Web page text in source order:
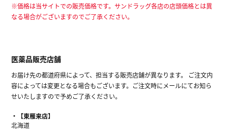
※価格は当サイトでの販売価格です。サンドラッグ各店の店頭価格とは異
なる場合がございますのでご了承ください。
医薬品販売店舗
お届け先の都道府県によって、担当する販売店舗が異なります。 ご注文内
容によっては変更となる場合もございます。ご注文時にメールにてお知ら
せいたしますので予めご了承ください。
【東雁来店】
北海道